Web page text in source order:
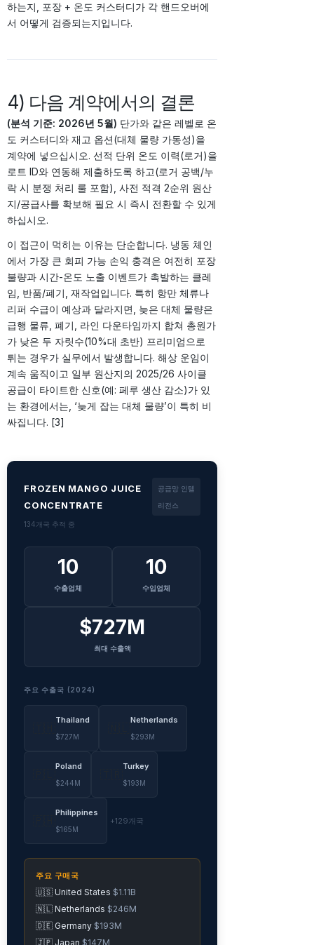
하는지, 포장 + 온도 커스터디가 각 핸드오버에
서 어떻게 검증되는지입니다.
4) 다음 계약에서의 결론
(분석 기준: 2026년 5월) 단가와 같은 레벨로 온
도 커스터디와 재고 옵션(대체 물량 가동성)을
계약에 넣으십시오. 선적 단위 온도 이력(로거)을
로트 ID와 연동해 제출하도록 하고(로거 공백/누
락 시 분쟁 처리 룰 포함), 사전 적격 2순위 원산
지/공급사를 확보해 필요 시 즉시 전환할 수 있게
하십시오.
이 접근이 먹히는 이유는 단순합니다. 냉동 체인
에서 가장 큰 회피 가능 손익 충격은 여전히 포장
불량과 시간-온도 노출 이벤트가 촉발하는 클레
임, 반품/폐기, 재작업입니다. 특히 항만 체류나
리퍼 수급이 예상과 달라지면, 늦은 대체 물량은
급행 물류, 폐기, 라인 다운타임까지 합쳐 총원가
가 낮은 두 자릿수(10%대 초반) 프리미엄으로
튀는 경우가 실무에서 발생합니다. 해상 운임이
계속 움직이고 일부 원산지의 2025/26 사이클
공급이 타이트한 신호(예: 페루 생산 감소)가 있
는 환경에서는, ‘늦게 잡는 대체 물량’이 특히 비
싸집니다. [3]
FROZEN MANGO JUICE
CONCENTRATE
공급망 인텔
리전스
134개국 추적 중
10
수출업체
10
수입업체
$727M
최대 수출액
주요 수출국 (2024)
Thailand
$727M
Netherlands
$293M
Poland
$244M
Turkey
$193M
Philippines
$165M
+129개국
주요 구매국
🇺🇸 United States $1.11B
🇳🇱 Netherlands $246M
🇩🇪 Germany $193M
🇯🇵 Japan $147M